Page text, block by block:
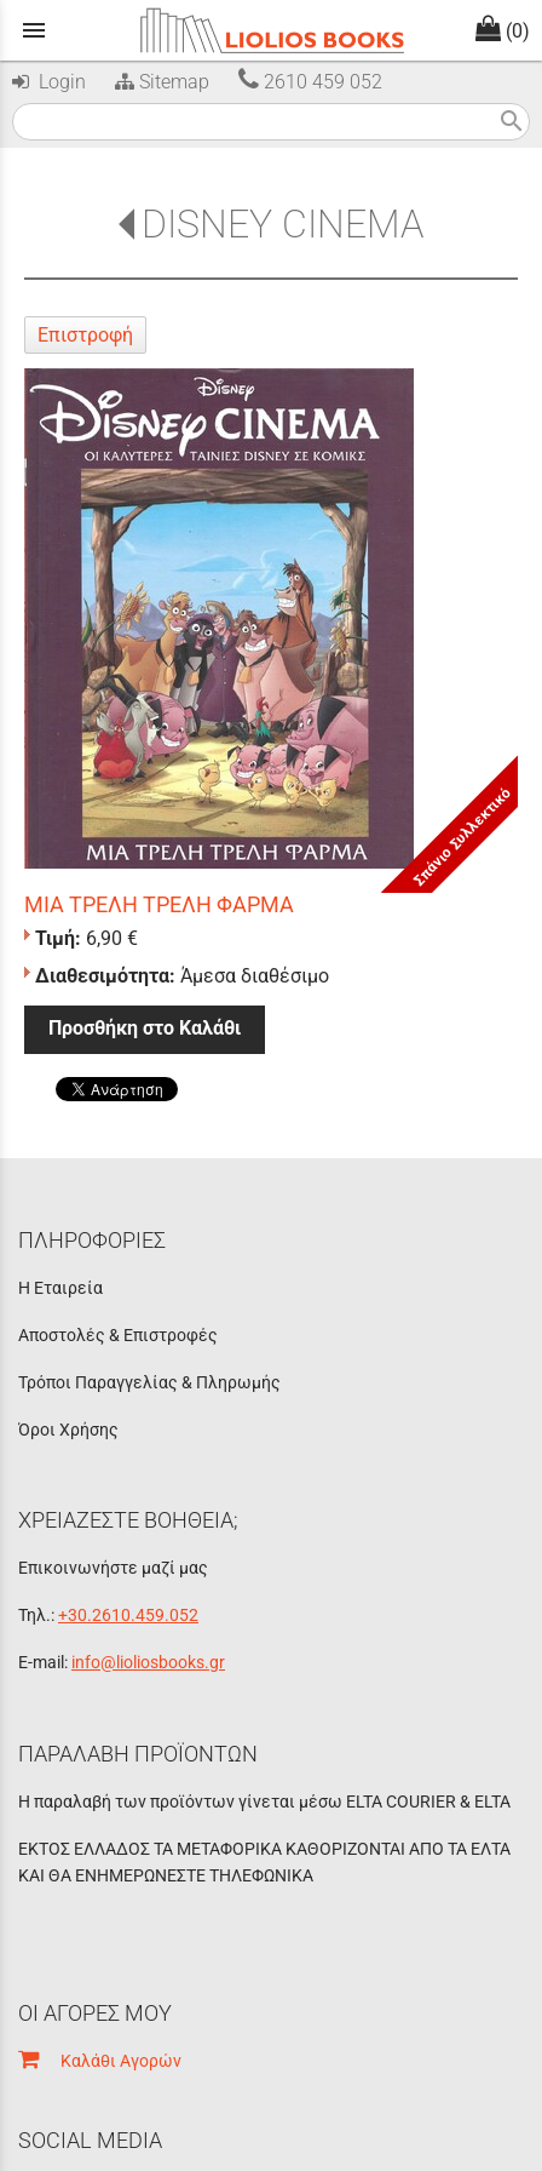
menu (0)
Login Sitemap 2610 459 052
search
DISNEY CINEMA
Επιστροφή
Σπάνιο Συλλεκτικό
ΜΙΑ ΤΡΕΛΗ ΤΡΕΛΗ ΦΑΡΜΑ
Τιμή: 6,90 €
Διαθεσιμότητα: Άμεσα διαθέσιμο
Προσθήκη στο Καλάθι
ΠΛΗΡΟΦΟΡΙΕΣ
Η Εταιρεία
Αποστολές & Επιστροφές
Τρόποι Παραγγελίας & Πληρωμής
Όροι Χρήσης
ΧΡΕΙΑΖΕΣΤΕ ΒΟΗΘΕΙΑ;
Επικοινωνήστε μαζί μας
Τηλ.:+30.2610.459.052
E-mail: info@lioliosbooks.gr
ΠΑΡΑΛΑΒΗ ΠΡΟΪΟΝΤΩΝ
Η παραλαβή των προϊόντων γίνεται μέσω ELTA COURIER & ELTA
ΕΚΤΟΣ ΕΛΛΑΔΟΣ ΤΑ ΜΕΤΑΦΟΡΙΚΑ ΚΑΘΟΡΙΖΟΝΤΑΙ ΑΠΟ ΤΑ ΕΛΤΑ
ΚΑΙ ΘΑ ΕΝΗΜΕΡΩΝΕΣΤΕ ΤΗΛΕΦΩΝΙΚΑ
ΟΙ ΑΓΟΡΕΣ ΜΟΥ
Καλάθι Αγορών
SOCIAL MEDIA